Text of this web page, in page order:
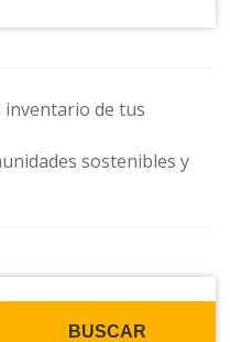
de tus
sostenibles y
BUSCAR